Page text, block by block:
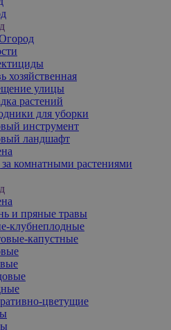
хозяйственная
улицы
растений
для уборки
инструмент
ландшафт
за комнатными растениями
и пряные травы
клубнеплодные
капустные
цветущие